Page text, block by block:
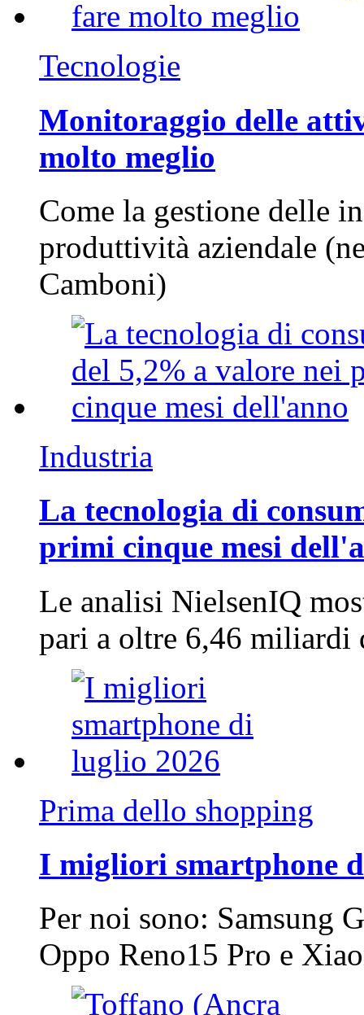
Tecnologie
Monitoraggio delle
molto meglio
Come la gestione delle
produttività aziendale
Camboni)
Industria
La tecnologia di
primi cinque mesi
Le analisi NielsenIQ
pari a oltre 6,46
Prima dello shopping
I migliori smartphone
Per noi sono: Samsung
Oppo Reno15 Pro e